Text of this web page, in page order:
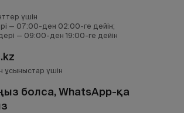
үшін
— 07:00-ден 02:00-ге дейін;
— 09:00-ден 19:00-ге дейін
ұсыныстар үшін
болса, WhatsApp-қа